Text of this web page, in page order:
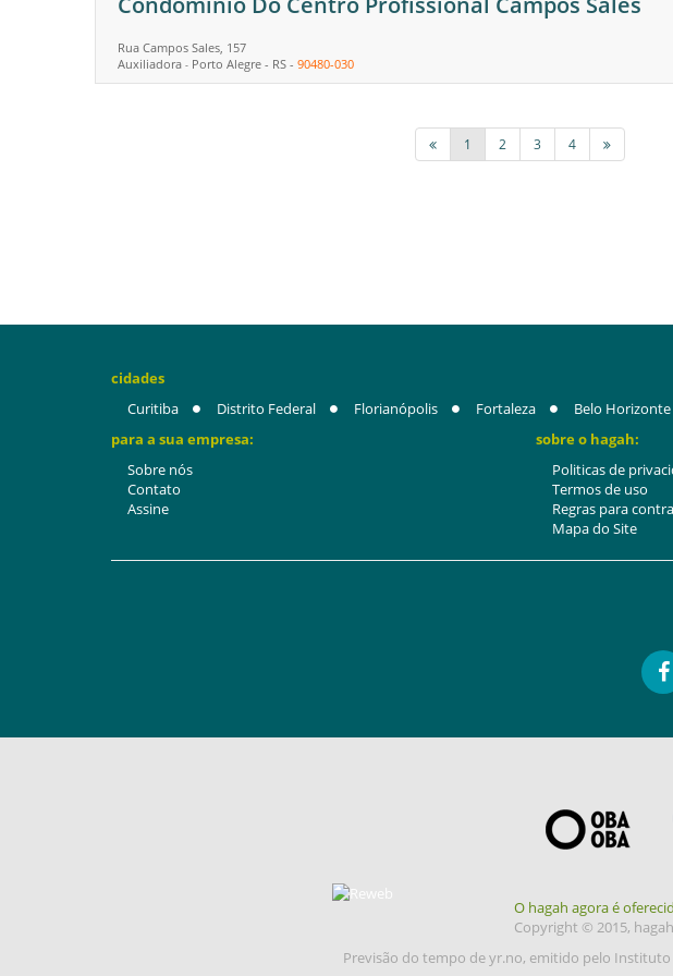
Rua Campos Sales, 157
Auxiliadora - Porto Alegre - RS - 90480-030
1 2 3 4
cidades
Curitiba
Distrito Federal Florianópolis Fortaleza Belo Horizonte
para a sua empresa:
Sobre nós
Contato
Assine
sobre o hagah:
Politicas de
Termos de uso
Regras para
Mapa do Site
O hagah agora é
Copyright © 2015,
Previsão do tempo de yr.no, emitido pelo